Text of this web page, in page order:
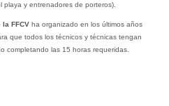
y entrenadores de porteros).
la FFCV ha organizado en los últimos años
que todos los técnicos y técnicas tengan
completando las 15 horas requeridas.